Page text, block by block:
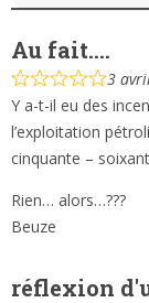
Au fait….
3
Y a-t-il eu des
l’exploitation
cinquante –
Rien… alors…???
Beuze
réflexion